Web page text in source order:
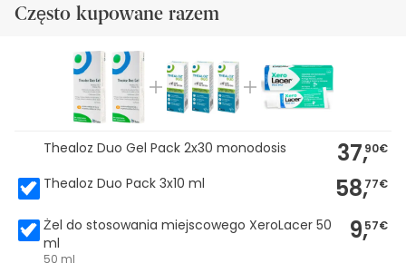
Często kupowane razem
Thealoz Duo Gel Pack 2x30 monodosis 37,90€
Thealoz Duo Pack 3x10 ml 58,77€
Żel do stosowania miejscowego XeroLacer 50
ml
50 ml
9,57€